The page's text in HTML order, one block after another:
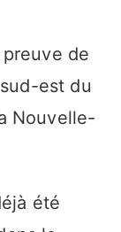
de
est du
Nouvelle-
été